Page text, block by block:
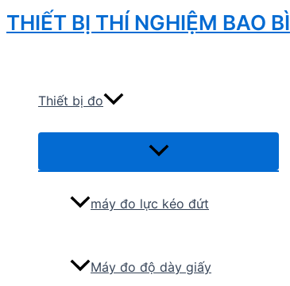
Skip
to
THIẾT BỊ THÍ NGHIỆM BAO BÌ
Thiết bị đo
Menu
máy đo lực kéo đứt
Máy đo độ dày giấy